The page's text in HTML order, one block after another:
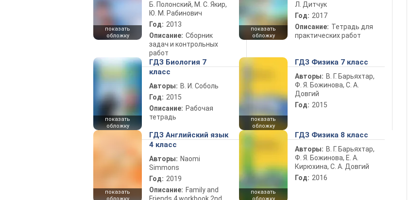
показать
обложку
Б. Полонский, М. С. Якир,
Ю. М. Рабинович
Год: 2013
Описание: Сборник
задач и контрольных
работ
показать
обложку
Л. Дитчук
Год: 2017
Описание: Тетрадь для
практических работ
показать
обложку
ГДЗ Биология 7
класс
Авторы: В. И. Соболь
Год: 2015
Описание: Рабочая
тетрадь
показать
обложку
ГДЗ Физика 7 класс
Авторы: В. Г. Барьяхтар,
Ф. Я. Божинова, С. А.
Довгий
Год: 2015
показать
ГДЗ Английский язык
4 класс
Авторы: Naomi
Simmons
Год: 2019
Описание: Family and
показать
ГДЗ Физика 8 класс
Авторы: В. Г. Барьяхтар,
Ф. Я. Божинова, Е. А.
Кирюхина, С. А. Довгий
Год: 2016